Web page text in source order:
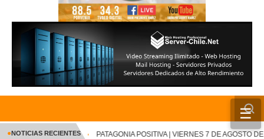
☰
INICIO
●NOTICIAS RECIENTES PATAGONIA POSITIVA | VIERNES 7 DE AGOSTO DE